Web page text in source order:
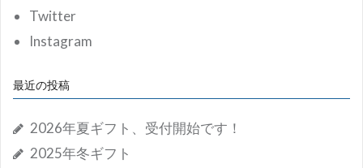
Twitter
Instagram
最近の投稿
2026年夏ギフト、受付開始です！
2025年冬ギフト